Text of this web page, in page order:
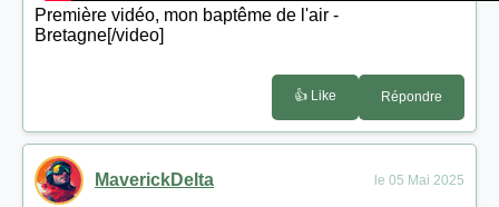
Première vidéo, mon baptême de l'air -
Bretagne[/video]
👍 Like Répondre
MaverickDelta le 05 Mai 2025